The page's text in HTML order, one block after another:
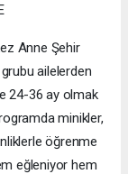
Anne Şehir
ailelerden
24-36 ay olmak
minikler,
öğrenme
eğleniyor hem